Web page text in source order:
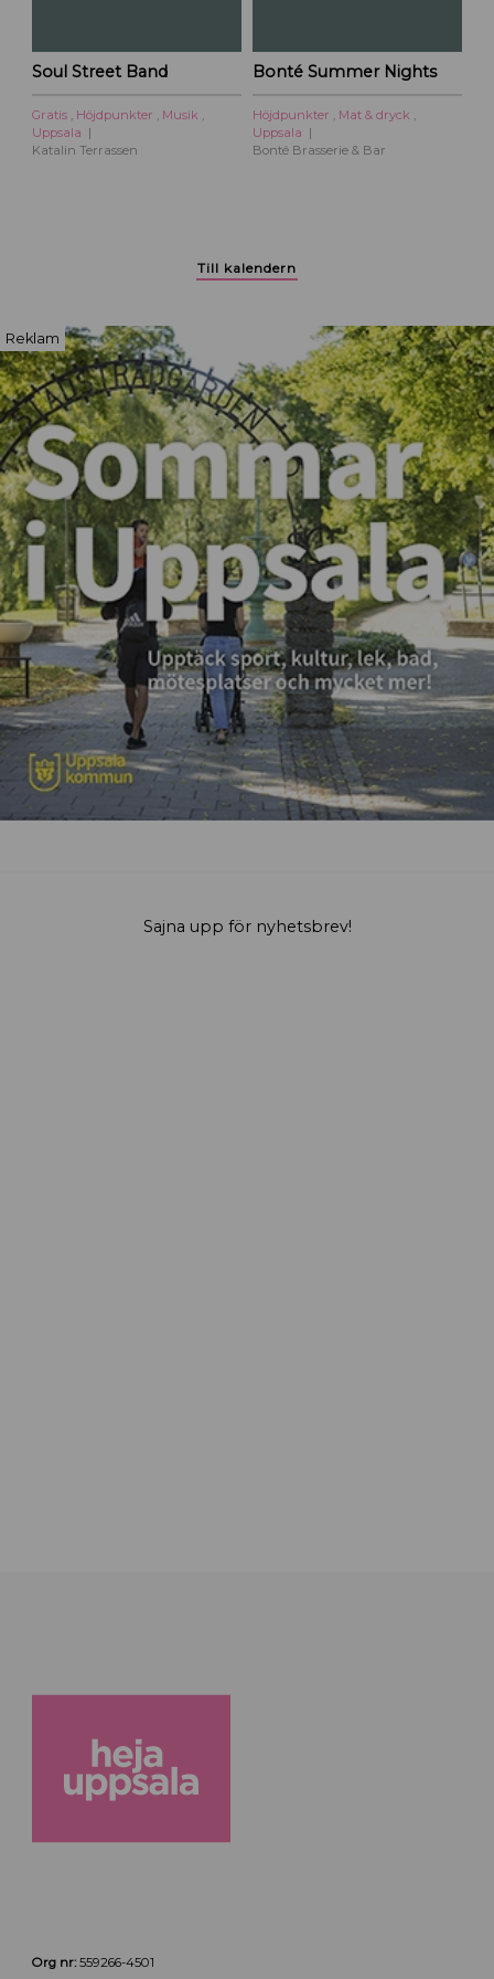
i
t
Soul Street Band
Gratis , Höjdpunkter , Musik ,
Uppsala
Katalin Terrassen
Bonté Summer Nights
Höjdpunkter , Mat & dryck ,
Uppsala
Bonté Brasserie & Bar
Till kalendern
Reklam
Sajna upp för nyhetsbrev!
Org nr:559266-4501